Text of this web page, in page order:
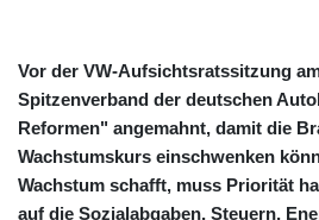
Vor der VW-Aufsichtsratssitzung
Spitzenverband der deutschen
Reformen" angemahnt, damit die
Wachstumskurs einschwenken
Wachstum schafft, muss Priorität
auf die Sozialabgaben, Steuern,